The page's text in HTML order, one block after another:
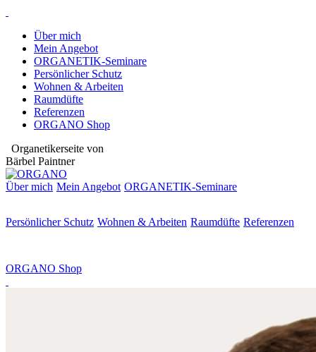
Über mich
Mein Angebot
ORGANETIK-Seminare
Persönlicher Schutz
Wohnen & Arbeiten
Raumdüfte
Referenzen
ORGANO Shop
Organetikerseite von
Bärbel Paintner
Über mich Mein Angebot ORGANETIK-Seminare
Persönlicher Schutz Wohnen & Arbeiten Raumdüfte Referenzen
ORGANO Shop